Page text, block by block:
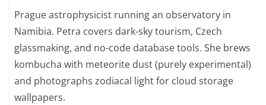
Prague astrophysicist running an observatory in
Namibia. Petra covers dark-sky tourism, Czech
glassmaking, and no-code database tools. She brews
kombucha with meteorite dust (purely experimental)
and photographs zodiacal light for cloud storage
wallpapers.